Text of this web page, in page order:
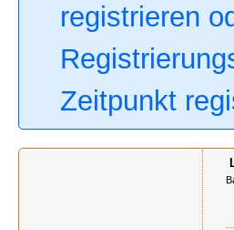
registrieren
Zeitpunkt